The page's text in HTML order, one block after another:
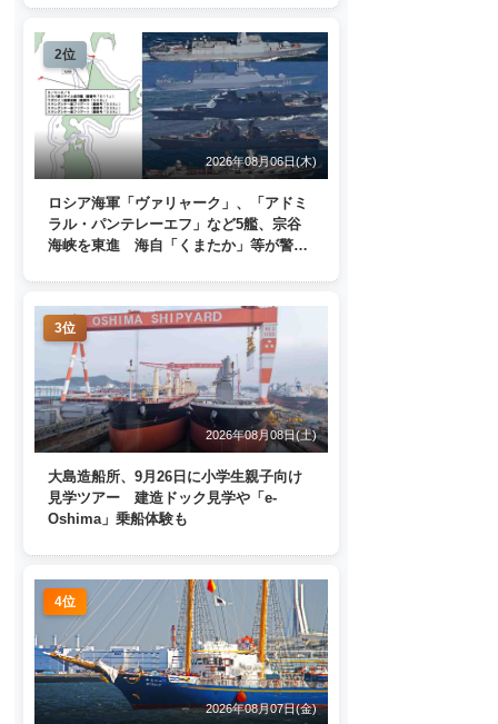
2位
2026年08月06日(木)
ロシア海軍「ヴァリャーク」、「アドミ
ラル・パンテレーエフ」など5艦、宗谷
海峡を東進 海自「くまたか」等が警戒
3位
2026年08月08日(土)
大島造船所、9月26日に小学生親子向け
見学ツアー 建造ドック見学や「e-
Oshima」乗船体験も
4位
2026年08月07日(金)